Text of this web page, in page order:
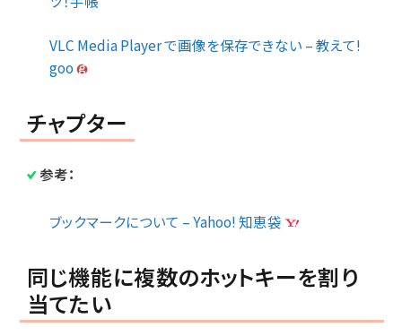
VLC Media Player で画像を保存できない – 教えて!
goo
チャプター
参考：
ブックマークについて – Yahoo! 知恵袋
同じ機能に複数のホットキーを割り
当てたい